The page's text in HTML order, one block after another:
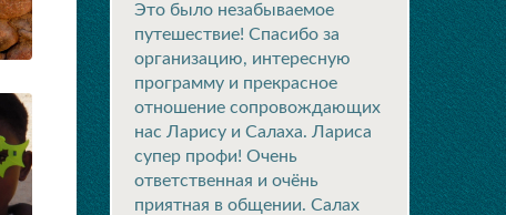
Это было незабываемое
путешествие! Спасибо за
организацию, интересную
программу и прекрасное
отношение сопровождающих
нас Ларису и Салаха. Лариса
супер профи! Очень
ответственная и очёнь
приятная в общении. Салах